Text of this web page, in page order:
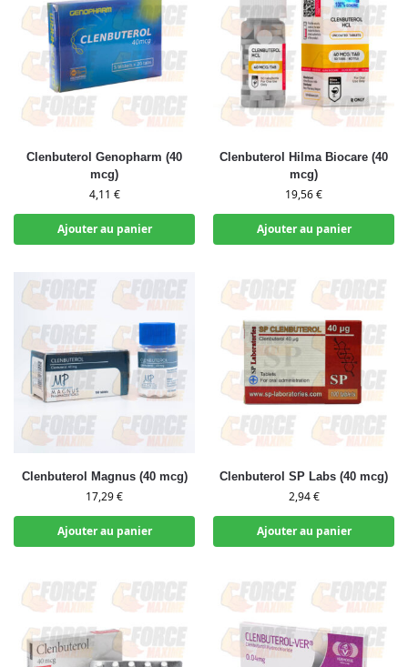
Clenbuterol Genopharm (40
mcg)
4,11 €
Ajouter au panier
Clenbuterol Hilma Biocare (40
mcg)
19,56€
Ajouter au panier
Clenbuterol Magnus (40 mcg)
17,29€
Ajouter au panier
Clenbuterol SP Labs (40 mcg)
2,94€
Ajouter au panier